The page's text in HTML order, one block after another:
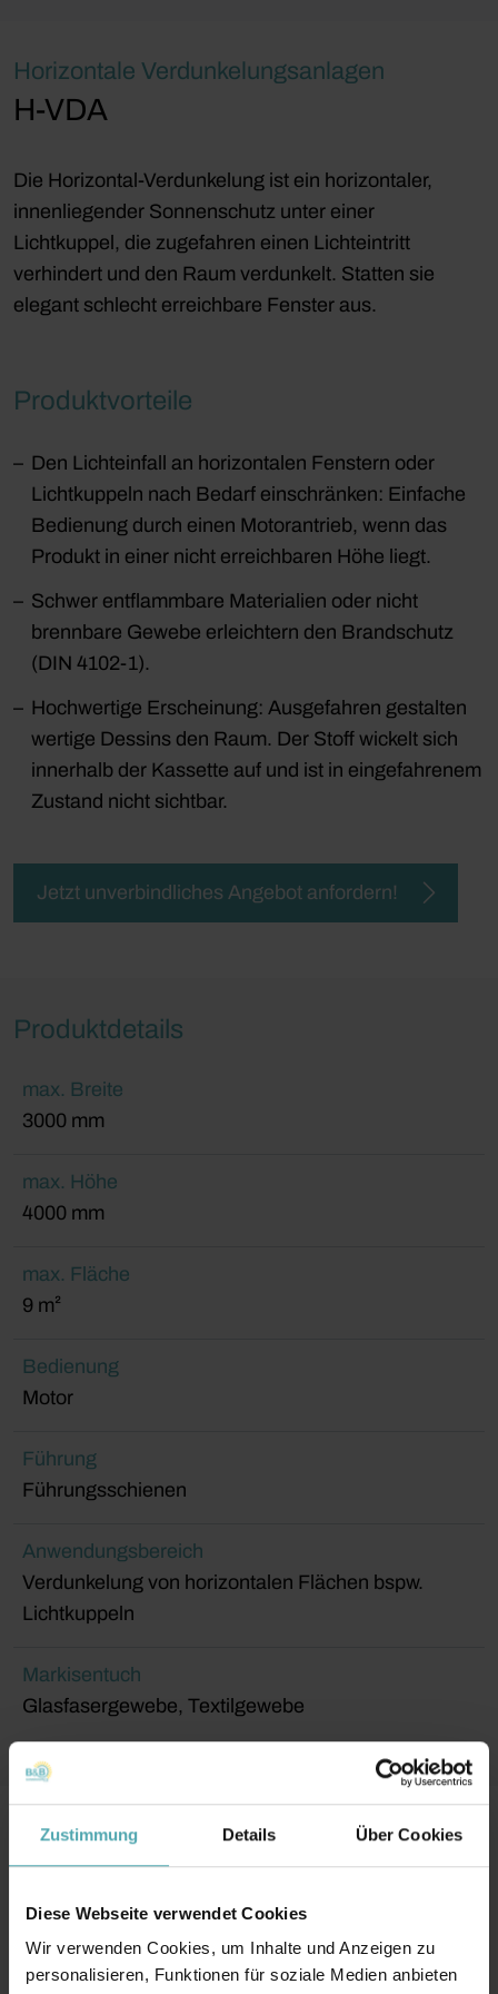
Zustimmung Details Über Cookies
Diese Webseite verwendet Cookies
Wir verwenden Cookies, um Inhalte und Anzeigen zu
personalisieren, Funktionen für soziale Medien anbieten
Horizontale Verdunkelungsanlagen
H-VDA
Die Horizontal-Verdunkelung ist ein horizontaler,
innenliegender Sonnenschutz unter einer
Lichtkuppel, die zugefahren einen Lichteintritt
verhindert und den Raum verdunkelt. Statten sie
elegant schlecht erreichbare Fenster aus.
Produktvorteile
Den Lichteinfall an horizontalen Fenstern oder
Lichtkuppeln nach Bedarf einschränken: Einfache
Bedienung durch einen Motorantrieb, wenn das
Produkt in einer nicht erreichbaren Höhe liegt.
Schwer entflammbare Materialien oder nicht
brennbare Gewebe erleichtern den Brandschutz
(DIN 4102-1).
Hochwertige Erscheinung: Ausgefahren gestalten
wertige Dessins den Raum. Der Stoff wickelt sich
innerhalb der Kassette auf und ist in eingefahrenem
Zustand nicht sichtbar.
Jetzt unverbindliches Angebot anfordern!
Produktdetails
max. Breite
3000 mm
max. Höhe
4000 mm
max. Fläche
9 m²
Bedienung
Motor
Führung
Führungsschienen
Anwendungsbereich
Verdunkelung von horizontalen Flächen bspw.
Lichtkuppeln
Markisentuch
Glasfasergewebe, Textilgewebe